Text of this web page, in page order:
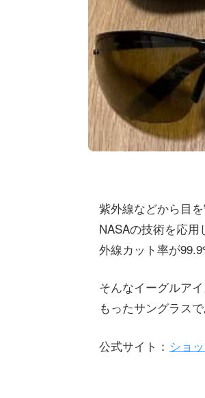
紫外線などから目
NASAの技術を応
外線カット率が
そんなイーグルア
もったサングラス
公式サイト： ショ